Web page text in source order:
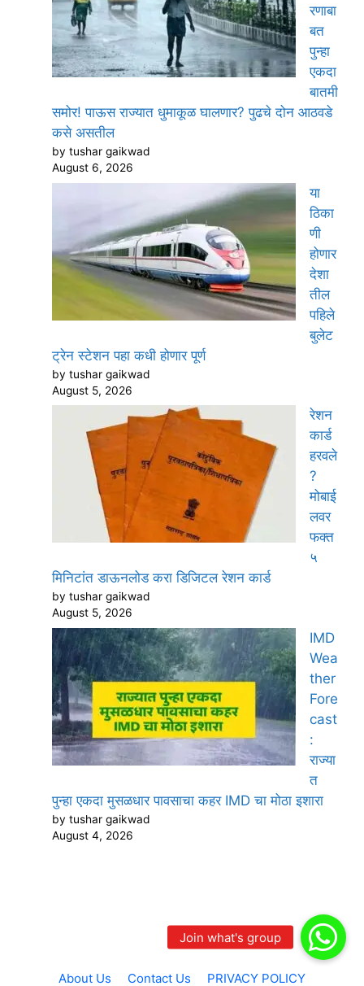
रणाबा
बत
पुन्हा
एकदा
बातमी
समोर! पाऊस राज्यात धुमाकूळ घालणार? पुढचे दोन आठवडे
कसे असतील
by tushar gaikwad
August 6, 2026
या
ठिका
णी
होणार
देशा
तील
पहिले
बुलेट
ट्रेन स्टेशन पहा कधी होणार पूर्ण
by tushar gaikwad
August 5, 2026
रेशन
कार्ड
हरवले
?
मोबाई
लवर
फक्त
५
मिनिटांत डाऊनलोड करा डिजिटल रेशन कार्ड
by tushar gaikwad
August 5, 2026
IMD
Wea
ther
Fore
cast
:
राज्या
त
पुन्हा एकदा मुसळधार पावसाचा कहर IMD चा मोठा इशारा
by tushar gaikwad
August 4, 2026
About Us Contact Us PRIVACY POLICY